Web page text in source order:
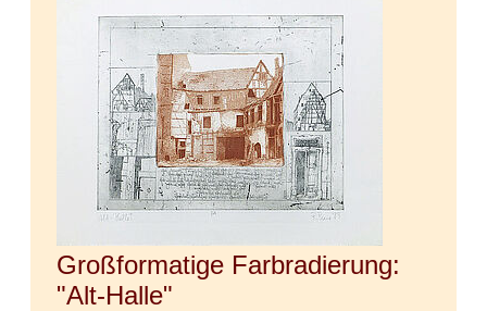
Großformatige Farbradierung:
"Alt-Halle"